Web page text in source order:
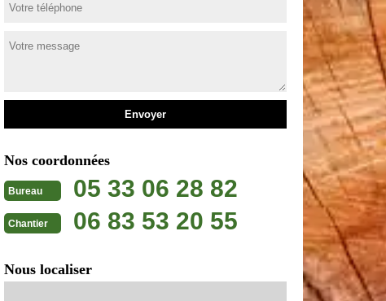
Nos coordonnées
Bureau 05 33 06 28 82
Chantier 06 83 53 20 55
Nous localiser